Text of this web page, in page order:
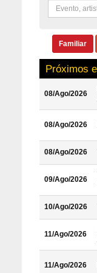
Familiar
Próximos
08/Ago/2026
08/Ago/2026
08/Ago/2026
09/Ago/2026
10/Ago/2026
11/Ago/2026
11/Ago/2026